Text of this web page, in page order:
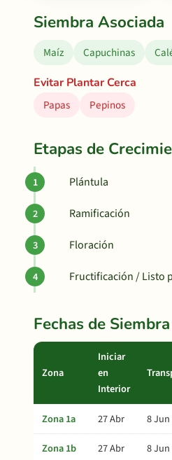
Siembra Asociada
Maíz Capuchinas
Evitar Plantar Cerca
Papas
Pepinos
Etapas de
Plántula
Ramificación
Floración
Fructificación / Listo
Fechas de
Zona
Iniciar
en
Interior
Zona 1a 27 Abr 8 Jun
Zona 1b
27 Abr 8 Jun